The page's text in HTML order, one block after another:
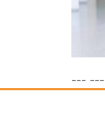
--- ---